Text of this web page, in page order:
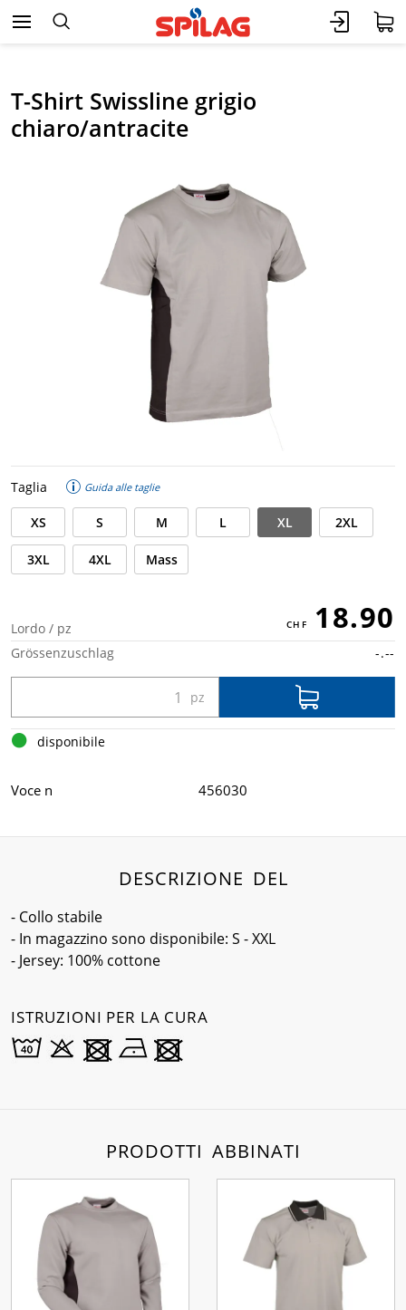
T-Shirt Swissline grigio
chiaro/antracite
Taglia Guida alle taglie
XS S M L XL 2XL
3XL 4XL Mass
Lordo / pz 18.90
Grössenzuschlag -.--
disponibile
Voce n 456030
DESCRIZIONE DEL
- Collo stabile
- In magazzino sono disponibile: S - XXL
- Jersey: 100% cottone
ISTRUZIONI PER LA CURA
PRODOTTI ABBINATI